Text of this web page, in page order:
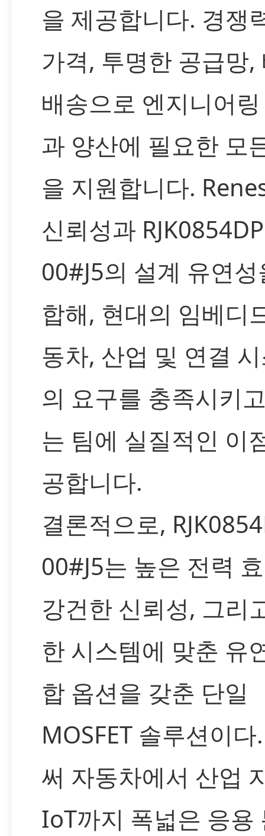
을 제공합니다. 경쟁
가격, 투명한 공급망,
배송으로 엔지니어
과 양산에 필요한 모
을 지원합니다.
신뢰성과
00#J5의 설계 유연
합해, 현대의 임베디
동차, 산업 및 연결
의 요구를 충족시키
는 팀에 실질적인 이
공합니다.
결론적으로,
00#J5는 높은 전력
강건한 신뢰성, 그리
한 시스템에 맞춘 유
합 옵션을 갖춘 단일
MOSFET 솔루션이
써 자동차에서 산업
IoT까지 폭넓은 응용